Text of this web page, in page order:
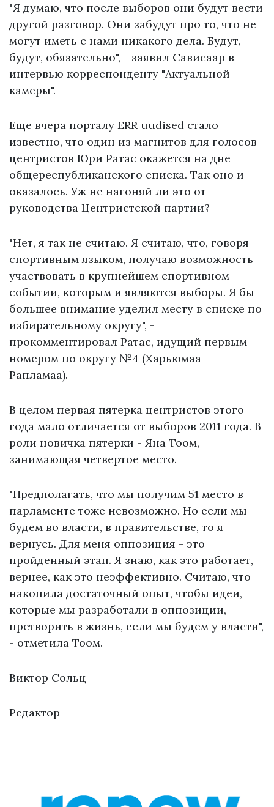
"Я думаю, что после выборов они будут вести
другой разговор. Они забудут про то, что не
могут иметь с нами никакого дела. Будут,
будут, обязательно", - заявил Сависаар в
интервью корреспонденту "Актуальной
камеры".
Еще вчера порталу ERR uudised стало
известно, что один из магнитов для голосов
центристов Юри Ратас окажется на дне
общереспубликанского списка. Так оно и
оказалось. Уж не нагоняй ли это от
руководства Центристской партии?
"Нет, я так не считаю. Я считаю, что, говоря
спортивным языком, получаю возможность
участвовать в крупнейшем спортивном
событии, которым и являются выборы. Я бы
большее внимание уделил месту в списке по
избирательному округу", -
прокомментировал Ратас, идущий первым
номером по округу №4 (Харьюмаа -
Рапламаа).
В целом первая пятерка центристов этого
года мало отличается от выборов 2011 года. В
роли новичка пятерки - Яна Тоом,
занимающая четвертое место.
"Предполагать, что мы получим 51 место в
парламенте тоже невозможно. Но если мы
будем во власти, в правительстве, то я
вернусь. Для меня оппозиция - это
пройденный этап. Я знаю, как это работает,
вернее, как это неэффективно. Считаю, что
накопила достаточный опыт, чтобы идеи,
которые мы разработали в оппозиции,
претворить в жизнь, если мы будем у власти",
- отметила Тоом.
Виктор Сольц
Редактор